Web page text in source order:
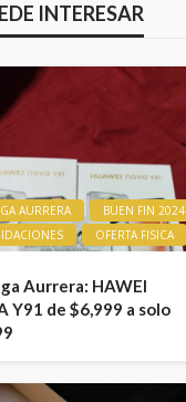
INTERESAR
AURRERA
BUEN FIN 2024
OFERTA FISICA
Aurrera: HAWEI
Y91 de $6,999 a solo